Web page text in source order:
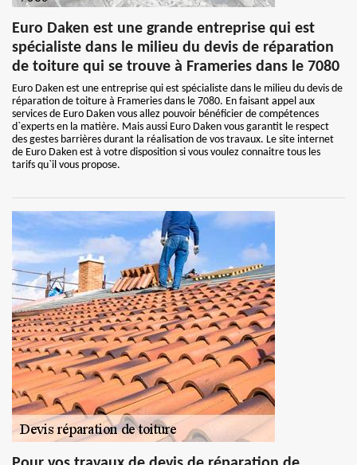
Euro Daken est une grande entreprise qui est
spécialiste dans le milieu du devis de réparation
de toiture qui se trouve à Frameries dans le 7080
Euro Daken est une entreprise qui est spécialiste dans le milieu du devis de
réparation de toiture à Frameries dans le 7080. En faisant appel aux
services de Euro Daken vous allez pouvoir bénéficier de compétences
d`experts en la matière. Mais aussi Euro Daken vous garantit le respect
des gestes barrières durant la réalisation de vos travaux. Le site internet
de Euro Daken est à votre disposition si vous voulez connaitre tous les
tarifs qu`il vous propose.